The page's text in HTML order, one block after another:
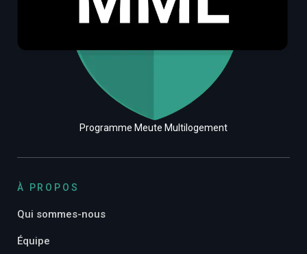
Programme Meute Multilogement
À PROPOS
Qui sommes-nous
Équipe